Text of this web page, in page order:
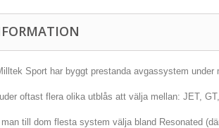
Sport har byggt prestanda avgassystem
oftast flera olika utblås att välja mellan: JET,
till dom flesta system välja bland Resonated